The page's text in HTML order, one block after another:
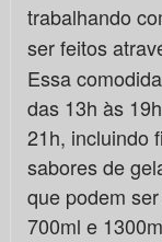
trabalhando
ser feitos
Essa
das 13h às
21h, incluindo
sabores de
que podem
700ml e